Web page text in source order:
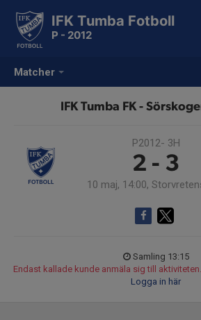
Matcher
IFK Tumba Fotboll
P - 2012
IFK Tumba FK -
P2012- 3H
2 - 3
10 maj, 14:00,
Samling 13:15
Endast kallade kunde anmäla sig till
Logga in här